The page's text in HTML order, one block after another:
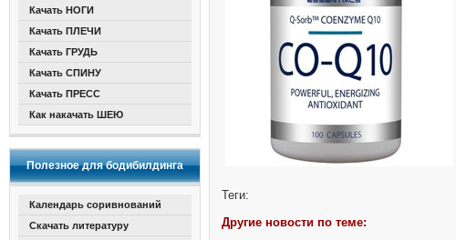
Качать НОГИ
Качать ПЛЕЧИ
Качать ГРУДЬ
Качать СПИНУ
Качать ПРЕСС
Как накачать ШЕЮ
Полезное для бодибилдинга
Календарь соривнований
Скачать литературу
Теги:
Другие новости по теме: